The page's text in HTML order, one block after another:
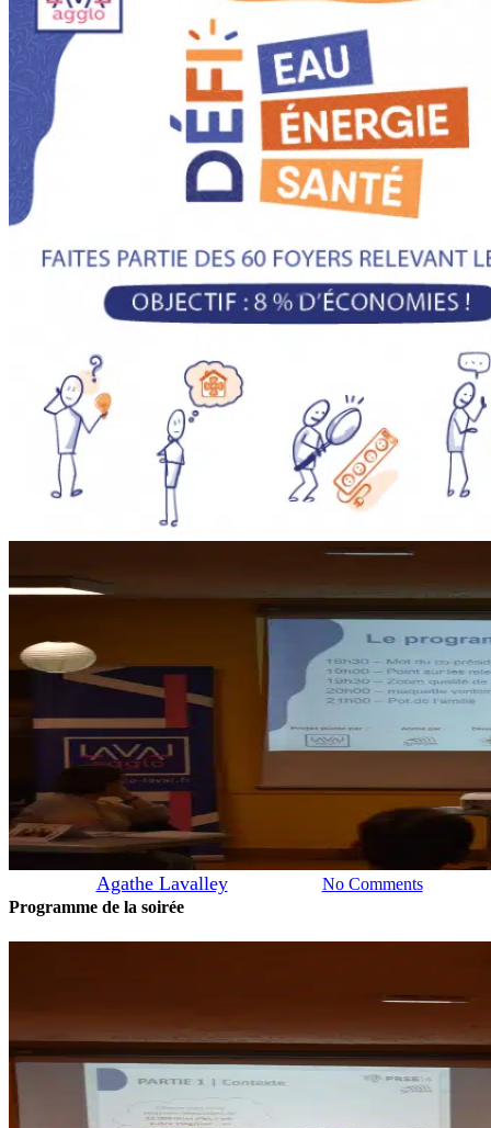
Actualités Défi Eau, Santé, Energie
Défi Eau Energie Santé : le
point à mi-parcours
Agathe Lavalley12 mars 2025 No Comments
Programme de la soirée